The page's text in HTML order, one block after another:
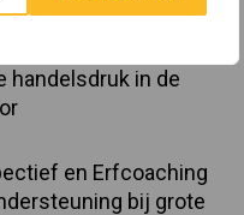
handelsdruk in de
en Erfcoaching
bij grote